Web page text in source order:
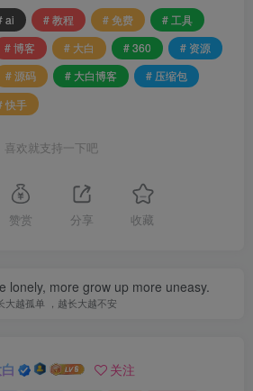
ai # 教程 # 免费
# 工具
# 博客 # 大白 # 360
# 资源
# 源码 # 大白博客
# 压缩包
快手
喜欢就支持一下吧
赞赏 分享 收藏
lonely, more grow up more uneasy.
大越孤单 ，越长大越不安
关注